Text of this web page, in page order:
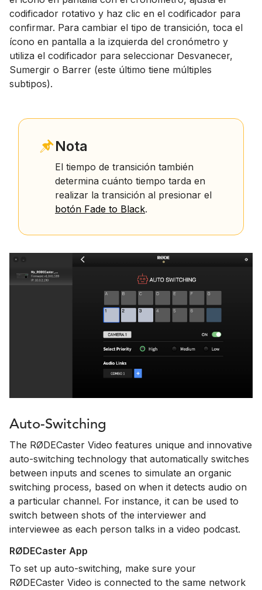
codificador rotativo y haz clic en el codificador para
confirmar. Para cambiar el tipo de transición, toca el
ícono en pantalla a la izquierda del cronómetro y
utiliza el codificador para seleccionar Desvanecer,
Sumergir o Barrer (este último tiene múltiples
subtipos).
Nota
El tiempo de transición también
determina cuánto tiempo tarda en
realizar la transición al presionar el
botón Fade to Black.
Auto-Switching
The RØDECaster Video features unique and innovative
auto-switching technology that automatically switches
between inputs and scenes to simulate an organic
switching process, based on when it detects audio on
a particular channel. For instance, it can be used to
switch between shots of the interviewer and
interviewee as each person talks in a video podcast.
RØDECaster App
To set up auto-switching, make sure your
RØDECaster Video is connected to the same network